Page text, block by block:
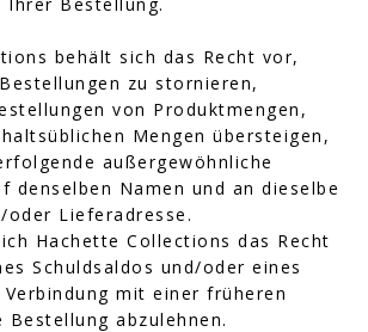
behält sich das Recht vor,
zu stornieren,
von Produktmengen,
Mengen übersteigen,
außergewöhnliche
denselben Namen und an dieselbe
oder Lieferadresse.
Hachette Collections das Recht
Schuldsaldos und/oder eines
mit einer früheren
Bestellung abzulehnen.